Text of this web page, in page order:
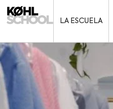
LA ESCUELA